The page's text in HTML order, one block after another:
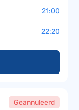
21:00
22:20
Geannuleerd